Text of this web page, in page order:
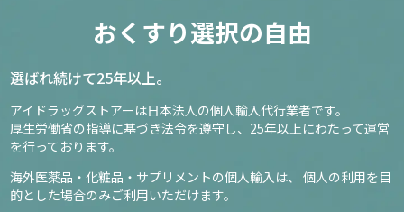
おくすり選択の自由
選ばれ続けて25年以上。
アイドラッグストアーは日本法人の個人輸入代行業者です。
厚生労働省の指導に基づき法令を遵守し、 25年以上にわたって運営
を行っております。
海外医薬品・化粧品・サプリメントの個人輸入は、
個人の利用を目
的とした場合のみご利用いただけます。